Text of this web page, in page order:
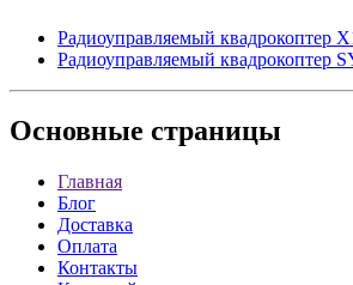
Радиоуправляемый квадрокоптер
Радиоуправляемый квадрокоптер
Основные страницы
Главная
Блог
Доставка
Оплата
Контакты